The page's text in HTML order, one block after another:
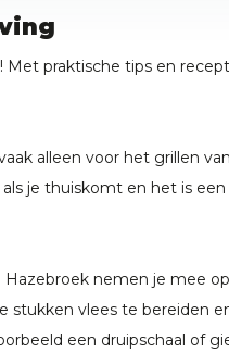
Met praktische tips en
alleen voor het grillen
je thuiskomt en het is
Hazebroek nemen je mee
stukken vlees te bereiden
een druipschaal of